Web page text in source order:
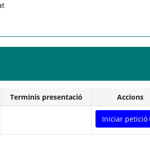
Terminis presentació
Accions
Iniciar petició